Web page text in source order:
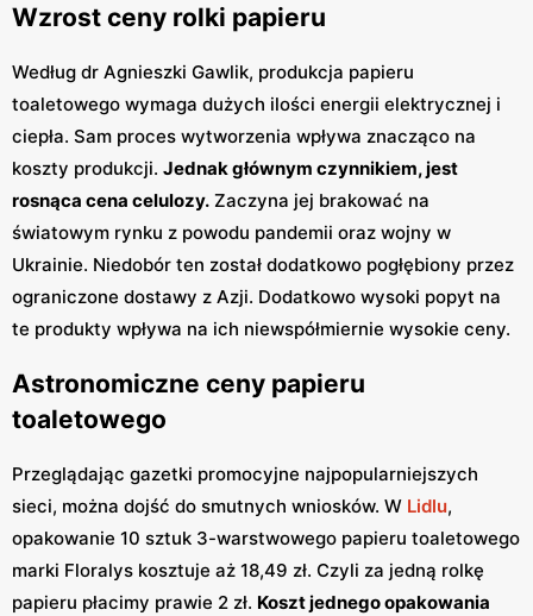
Wzrost ceny rolki papieru
Według dr Agnieszki Gawlik, produkcja papieru
toaletowego wymaga dużych ilości energii elektrycznej i
ciepła. Sam proces wytworzenia wpływa znacząco na
koszty produkcji. Jednak głównym czynnikiem, jest
rosnąca cena celulozy. Zaczyna jej brakować na
światowym rynku z powodu pandemii oraz wojny w
Ukrainie. Niedobór ten został dodatkowo pogłębiony przez
ograniczone dostawy z Azji. Dodatkowo wysoki popyt na
te produkty wpływa na ich niewspółmiernie wysokie ceny.
Astronomiczne ceny papieru
toaletowego
Przeglądając gazetki promocyjne najpopularniejszych
sieci, można dojść do smutnych wniosków. W Lidlu,
opakowanie 10 sztuk 3-warstwowego papieru toaletowego
marki Floralys kosztuje aż 18,49 zł. Czyli za jedną rolkę
papieru płacimy prawie 2 zł. Koszt jednego opakowania